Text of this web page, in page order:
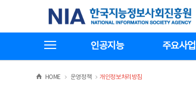
한국지능정보사회진흥원
인공지능 주요사업
HOME >운영정책 >
개인정보처리방침